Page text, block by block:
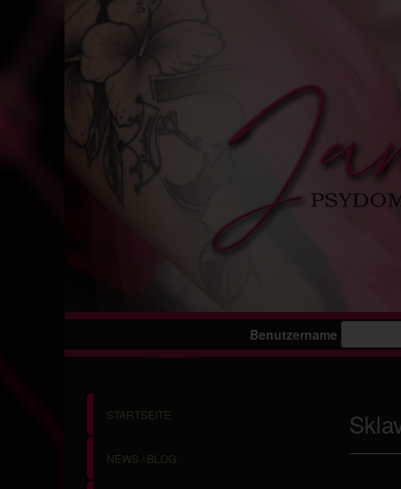
Benutzername
STARTSEITE
NEWS / BLOG